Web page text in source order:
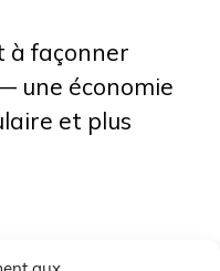
à façonner
une économie
et plus